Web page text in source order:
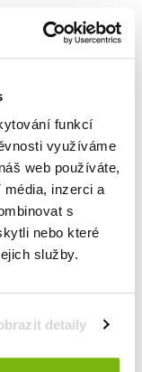
funkcí
využíváme
web používáte,
inzerci a
s
nebo které
služby.
detaily